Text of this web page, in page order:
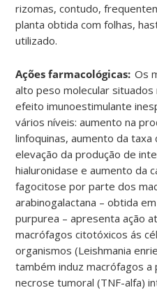
rizomas, contudo,
planta obtida com folhas,
utilizado.
Ações farmacológicas: Os
alto peso molecular
efeito imunoestimulante
vários níveis: aumento na
linfoquinas, aumento da taxa
elevação da produção de
hialuronidase e aumento da
fagocitose por parte dos
arabinogalactana – obtida
purpurea – apresenta ação
macrófagos citotóxicos ás
organismos (Leishmania
também induz macrófagos
necrose tumoral (TNF-alfa)